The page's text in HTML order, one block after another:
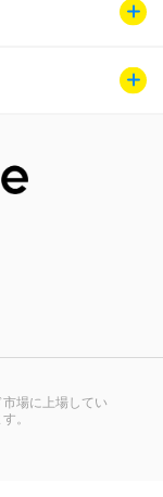
場に上場してい
。